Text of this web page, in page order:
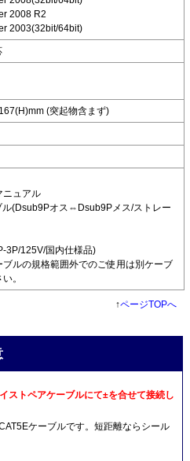
2008 R2
2003(32bit/64bit)
(突起物含まず)
ニュアル
ル(Dsub9Pオス⇔Dsub9Pメス/ストレー
3P/125V/国内仕様品)
ルの規格範囲外でのご使用は別ケーブ
。
↑ページTOPへ
ストペアケーブルにて±を合せて接続し
ケーブルです。短距離ならシール